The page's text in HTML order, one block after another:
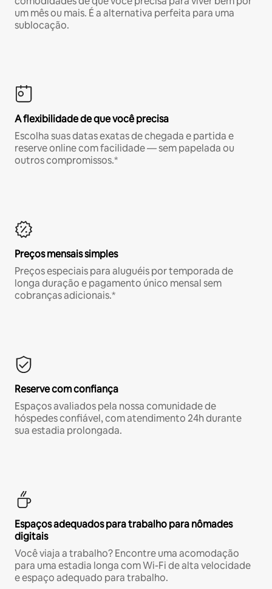
um mês ou mais. É a alternativa perfeita para uma
sublocação.
A flexibilidade de que você precisa
Escolha suas datas exatas de chegada e partida e
reserve online com facilidade — sem papelada ou
outros compromissos.*
Preços mensais simples
Preços especiais para aluguéis por temporada de
longa duração e pagamento único mensal sem
cobranças adicionais.*
Reserve com confiança
Espaços avaliados pela nossa comunidade de
hóspedes confiável, com atendimento 24h durante
sua estadia prolongada.
Espaços adequados para trabalho para nômades
digitais
Você viaja a trabalho? Encontre uma acomodação
para uma estadia longa com Wi-Fi de alta velocidade
e espaço adequado para trabalho.